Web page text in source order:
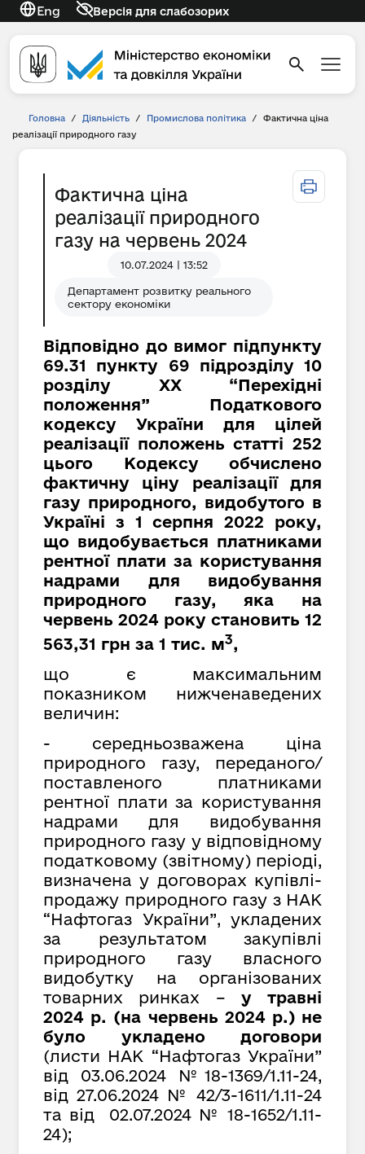
Eng Версія для слабозорих
Головна / Діяльність / Промислова політика /
Фактична ціна
реалізації природного газу
Фактична ціна
реалізації природного
газу на червень 2024
10.07.2024 | 13:52
Департамент розвитку реального
сектору економіки
Відповідно до вимог підпункту
69.31 пункту 69 підрозділу 10
розділу XX “Перехідні
положення” Податкового
кодексу України для цілей
реалізації положень статті 252
цього Кодексу обчислено
фактичну ціну реалізації для
газу природного, видобутого в
Україні з 1 серпня 2022 року,
що видобувається платниками
рентної плати за користування
надрами для видобування
природного газу, яка на
червень 2024 року становить 12
563,31 грн за 1 тис. м3,
що є максимальним
показником нижченаведених
величин:
- середньозважена ціна
природного газу, переданого/
поставленого платниками
рентної плати за користування
надрами для видобування
природного газу у відповідному
податковому (звітному) періоді,
визначена у договорах купівлі-
продажу природного газу з НАК
“Нафтогаз України”, укладених
за результатом закупівлі
природного газу власного
видобутку на організованих
товарних ринках – у травні
2024 р. (на червень 2024 р.) не
було укладено договори
(листи НАК “Нафтогаз України”
від 03.06.2024 №18-1369/1.11-24,
від 27.06.2024 № 42/3-1611/1.11-24
та від 02.07.2024 № 18-1652/1.11-
24);